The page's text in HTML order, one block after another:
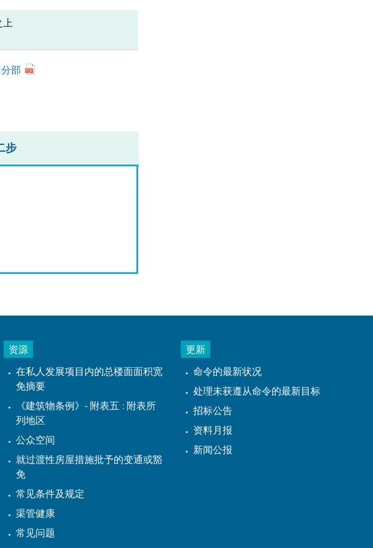
上
部
步
资源
在私人发展项目内的总楼面面积宽
免摘要
《建筑物条例》- 附表五 : 附表所
列地区
公众空间
就过渡性房屋措施批予的变通或豁
免
常见条件及规定
渠管健康
常见问题
更新
命令的最新状况
处理未获遵从命令的最新目标
招标公告
资料月报
新闻公报